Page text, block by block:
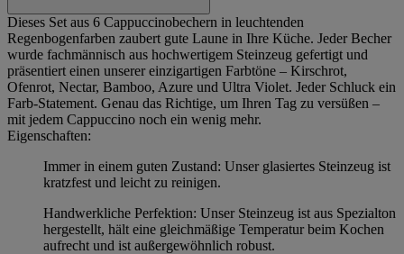
Dieses Set aus 6 Cappuccinobechern in leuchtenden
Regenbogenfarben zaubert gute Laune in Ihre Küche. Jeder Becher
wurde fachmännisch aus hochwertigem Steinzeug gefertigt und
präsentiert einen unserer einzigartigen Farbtöne – Kirschrot,
Ofenrot, Nectar, Bamboo, Azure und Ultra Violet. Jeder Schluck ein
Farb-Statement. Genau das Richtige, um Ihren Tag zu versüßen –
mit jedem Cappuccino noch ein wenig mehr.
Eigenschaften:
Immer in einem guten Zustand: Unser glasiertes Steinzeug ist
kratzfest und leicht zu reinigen.
Handwerkliche Perfektion: Unser Steinzeug ist aus Spezialton
hergestellt, hält eine gleichmäßige Temperatur beim Kochen
aufrecht und ist außergewöhnlich robust.